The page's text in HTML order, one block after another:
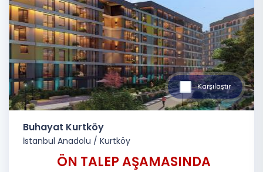
Karşılaştır
Buhayat Kurtköy
İstanbul Anadolu / Kurtköy
ÖN TALEP AŞAMASINDA